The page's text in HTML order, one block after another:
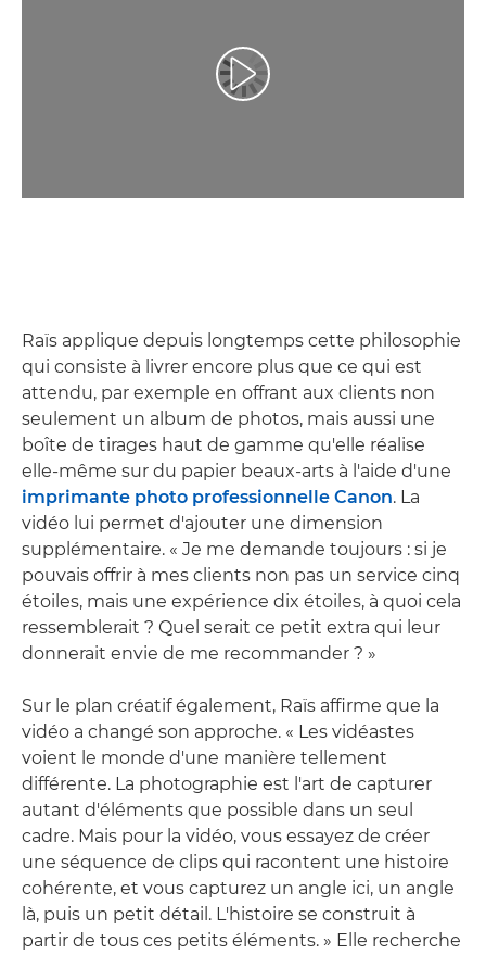
Lancer la vidéo
Raïs applique depuis longtemps cette philosophie
qui consiste à livrer encore plus que ce qui est
attendu, par exemple en offrant aux clients non
seulement un album de photos, mais aussi une
boîte de tirages haut de gamme qu'elle réalise
elle-même sur du papier beaux-arts à l'aide d'une
imprimante photo professionnelle Canon. La
vidéo lui permet d'ajouter une dimension
supplémentaire. « Je me demande toujours : si je
pouvais offrir à mes clients non pas un service cinq
étoiles, mais une expérience dix étoiles, à quoi cela
ressemblerait ? Quel serait ce petit extra qui leur
donnerait envie de me recommander ? »
Sur le plan créatif également, Raïs affirme que la
vidéo a changé son approche. « Les vidéastes
voient le monde d'une manière tellement
différente. La photographie est l'art de capturer
autant d'éléments que possible dans un seul
cadre. Mais pour la vidéo, vous essayez de créer
une séquence de clips qui racontent une histoire
cohérente, et vous capturez un angle ici, un angle
là, puis un petit détail. L'histoire se construit à
partir de tous ces petits éléments. » Elle recherche